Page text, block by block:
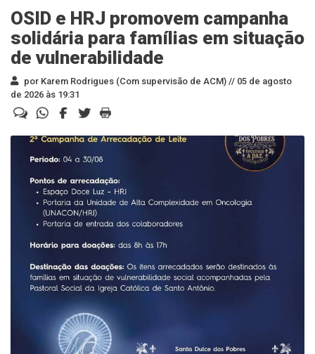
OSID e HRJ promovem campanha
solidária para famílias em situação
de vulnerabilidade
por Karem Rodrigues (Com supervisão de ACM) // 05 de agosto
de 2026 às 19:31